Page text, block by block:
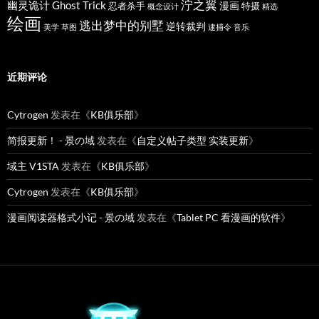
幽灵诡计 Ghost Trick 忍者杀手 概念设计 泞之翼 漫画 特摄 精选
绘画 美学 草图 逃出梦中的别墅 逆转裁判 逮捕令 音乐
近期评论
Cytrogen 发表在《KB俱乐部》
简报更新！ - 景の域 发表在《自定义帖子类型 实装更新》
域主 V1STA 发表在《KB俱乐部》
Cytrogen 发表在《KB俱乐部》
漫画阅读器格式小记 - 景の域 发表在《Tablet PC 看漫画的软件》